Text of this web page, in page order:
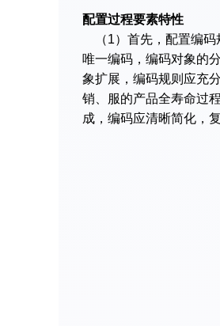
配置过程要素特性
（1）首先，配置编码
唯一编码，编码对象的
象扩展，编码规则应充
销、服的产品全寿命过
成，编码应清晰简化，